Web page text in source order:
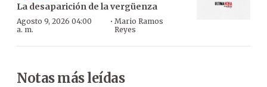
La desaparición de la vergüenza
Agosto 9, 2026 04:00
a. m.
· Mario Ramos
Reyes
Notas más leídas